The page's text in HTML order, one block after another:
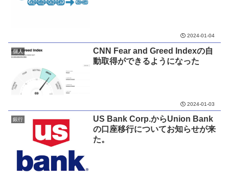
2024-01-04
個人
CNN Fear and Greed Indexの自
動取得ができるようになった
2024-01-03
銀行
US Bank Corp.からUnion Bank
の口座移行についてお知らせが来
た。